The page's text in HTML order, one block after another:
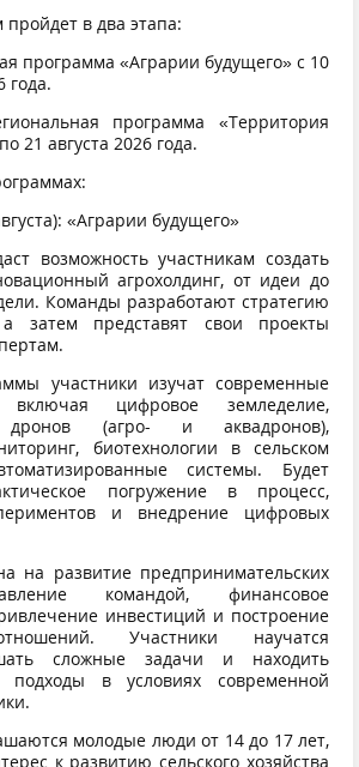
пройдет в два этапа:
«Аграрии будущего» с 10
года.
программа «Территория
21 августа 2026 года.
«Аграрии будущего»
возможность участникам создать
агрохолдинг, от идеи до
Команды разработают стратегию
затем представят свои проекты
участники изучат современные
включая цифровое земледелие,
дронов (агро- и аквадронов),
биотехнологии в сельском
системы. Будет
погружение в процесс,
и внедрение цифровых
на развитие предпринимательских
командой, финансовое
инвестиций и построение
Участники научатся
сложные задачи и находить
подходы в условиях современной
молодые люди от 14 до 17 лет,
к развитию сельского хозяйства